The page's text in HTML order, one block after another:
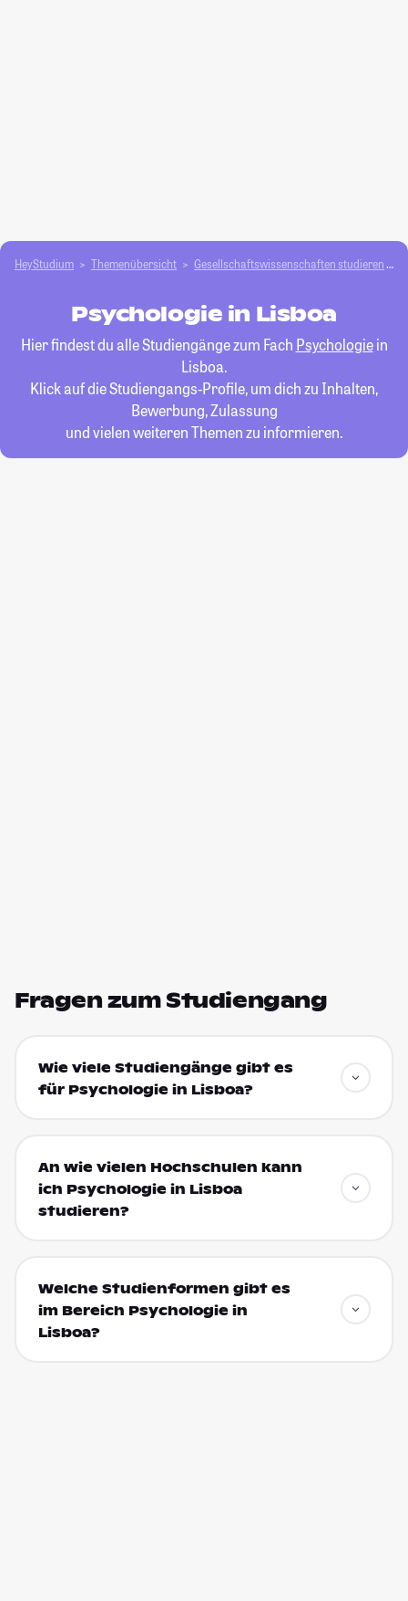
HeyStudium Themenübersicht Gesellschafts­­wissenschaften studieren
Psychologie in Lisboa
Hier findest du alle Studiengänge zum Fach Psychologiein
Lisboa.
Klick auf die Studiengangs-Profile, um dich zu Inhalten,
Bewerbung, Zulassung
und vielen weiteren Themen zu informieren.
Fragen zum Studiengang
Wie viele Studiengänge gibt es
für Psychologie in Lisboa?
An wie vielen Hochschulen kann
ich Psychologie in Lisboa
studieren?
Welche Studienformen gibt es
im Bereich Psychologie in
Lisboa?